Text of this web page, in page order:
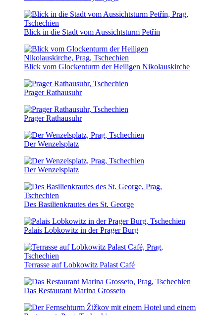
Blick in die Stadt vom Aussichtsturm Petřín
Blick vom Glockenturm der Heiligen Nikolauskirche
Prager Rathausuhr
Prager Rathausuhr
Der Wenzelsplatz
Der Wenzelsplatz
Des Basilienkrautes des St. George
Palais Lobkowitz in der Prager Burg
Terrasse auf Lobkowitz Palast Café
Das Restaurant Marina Grosseto